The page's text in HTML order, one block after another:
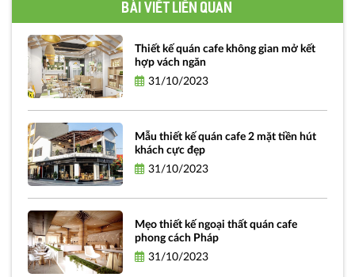
Bài viết liên quan
Thiết kế quán cafe không gian mở kết
hợp vách ngăn
31/10/2023
Mẫu thiết kế quán cafe 2 mặt tiền hút
khách cực đẹp
31/10/2023
Mẹo thiết kế ngoại thất quán cafe
phong cách Pháp
31/10/2023